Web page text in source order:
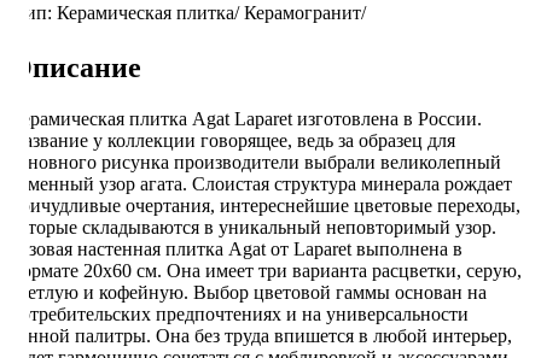
Тип: Керамическая плитка/ Керамогранит/
Описание
Керамическая плитка Agat Laparet изготовлена в России.
Название у коллекции говорящее, ведь за образец для
основного рисунка производители выбрали великолепный
каменный узор агата. Слоистая структура минерала рождает
причудливые очертания, интереснейшие цветовые переходы,
которые складываются в уникальный неповторимый узор.
Базовая настенная плитка Agat от Laparet выполнена в
формате 20х60 см. Она имеет три варианта расцветки, серую,
светлую и кофейную. Выбор цветовой гаммы основан на
потребительских предпочтениях и на универсальности
данной палитры. Она без труда впишется в любой интерьер,